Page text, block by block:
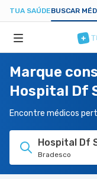
TUA SAÚDEBUSCAR
ESPECIALIDADES
HOSPITAIS
TUASAUDE.COM
Marque
Hospital Df
Encontre médicos
Hospital Df
Bradesco